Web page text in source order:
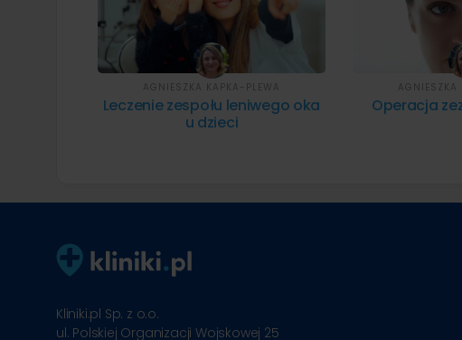
Leczenie zespołu leniwego oka
u dzieci
AGNIESZKA KAPKA-PLEWA
Operacja
AGNIESZKA
Kliniki.pl Sp. z o.o.
ul. Polskiej Organizacji Wojskowej 25